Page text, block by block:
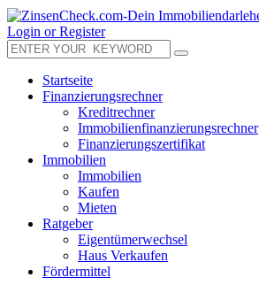
Login or Register
Startseite
Finanzierungsrechner
Kreditrechner
Immobilienfinanzierungsrechner
Finanzierungszertifikat
Immobilien
Immobilien
Kaufen
Mieten
Ratgeber
Eigentümerwechsel
Haus Verkaufen
Fördermittel